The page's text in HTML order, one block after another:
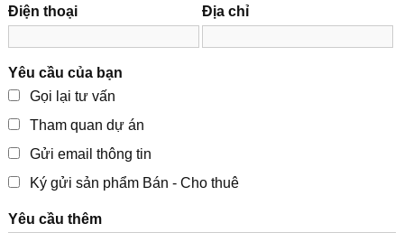
Điện thoại Địa chỉ
Yêu cầu của bạn
Gọi lại tư vấn
Tham quan dự án
Gửi email thông tin
Ký gửi sản phẩm Bán - Cho thuê
Yêu cầu thêm